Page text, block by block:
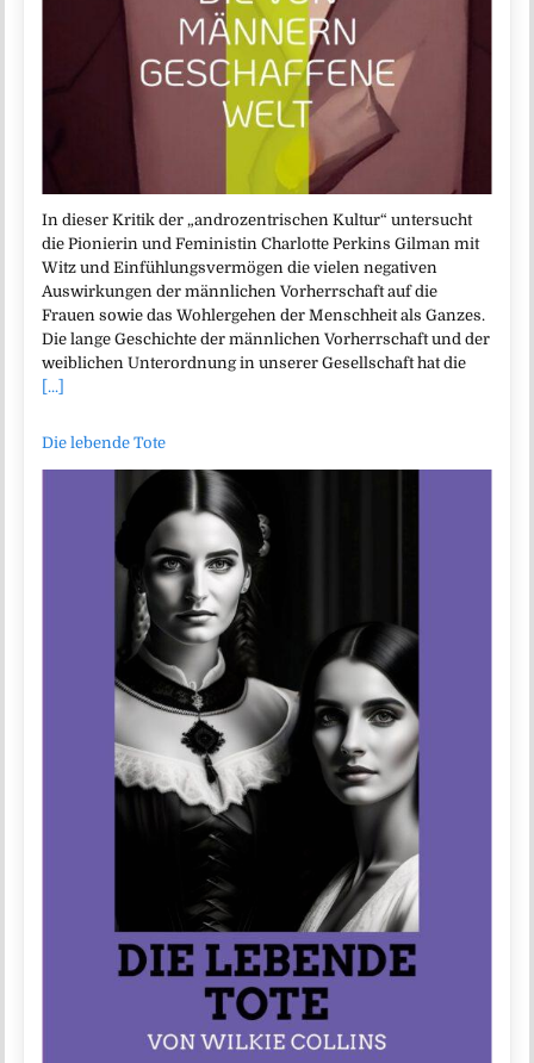
In dieser Kritik der „androzentrischen Kultur“ untersucht
die Pionierin und Feministin Charlotte Perkins Gilman mit
Witz und Einfühlungsvermögen die vielen negativen
Auswirkungen der männlichen Vorherrschaft auf die
Frauen sowie das Wohlergehen der Menschheit als Ganzes.
Die lange Geschichte der männlichen Vorherrschaft und der
weiblichen Unterordnung in unserer Gesellschaft hat die
[...]
Die lebende Tote